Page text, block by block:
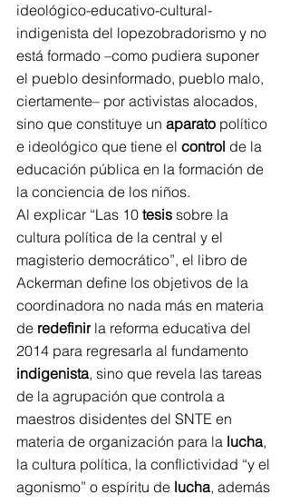
ideológico-educativo-cultural-
indigenista del lopezobradorismo y no
está formado –como pudiera suponer
el pueblo desinformado, pueblo malo,
ciertamente– por activistas alocados,
sino que constituye un aparato político
e ideológico que tiene el control de la
educación pública en la formación de
la conciencia de los niños.
Al explicar “Las 10 tesis sobre la
cultura política de la central y el
magisterio democrático”, el libro de
Ackerman define los objetivos de la
coordinadora no nada más en materia
de redefinir la reforma educativa del
2014 para regresarla al fundamento
indigenista, sino que revela las tareas
de la agrupación que controla a
maestros disidentes del SNTE en
materia de organización para la lucha,
la cultura política, la conflictividad “y el
agonismo” o espíritu de lucha, además